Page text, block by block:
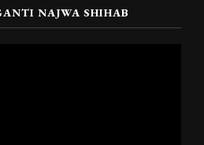
NAJWA SHIHAB